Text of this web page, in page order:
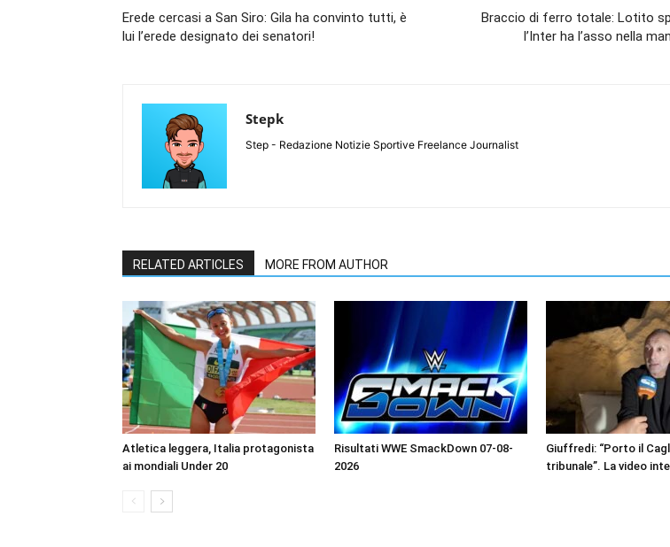
Erede cercasi a San Siro: Gila ha convinto tutti, è
lui l’erede designato dei senatori!
Braccio di ferro totale: Lotito
l’Inter ha l’asso nella
Stepk
Step - Redazione Notizie Sportive Freelance Journalist
RELATED ARTICLES MORE FROM AUTHOR
Atletica leggera, Italia protagonista
ai mondiali Under 20
Risultati WWE SmackDown 07-08-
2026
Giuffredi: “Porto il
tribunale”. La video